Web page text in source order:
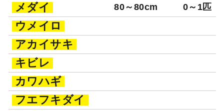
メダイ 80～80cm 0～1匹
ウメイロ
アカイサキ
キビレ
カワハギ
フエフキダイ